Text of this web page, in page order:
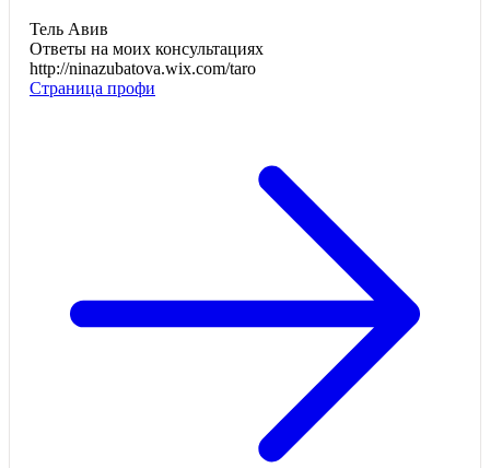
Тель Авив
Ответы на моих консультациях
http://ninazubatova.wix.com/taro
Страница профи